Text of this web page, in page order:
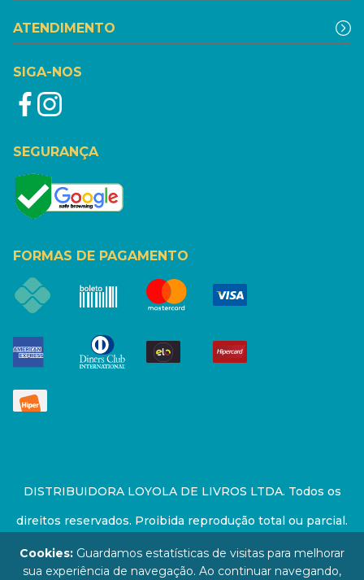
ATENDIMENTO
SIGA-NOS
SEGURANÇA
FORMAS DE PAGAMENTO
DISTRIBUIDORA LOYOLA DE LIVROS LTDA. Todos os
direitos reservados. Proibida reprodução total ou parcial.
Preços e estoque sujeito a alterações sem aviso prévio.
Cookies: Guardamos estatísticas de visitas para melhorar
sua experiência de navegação. Ao continuar navegando,